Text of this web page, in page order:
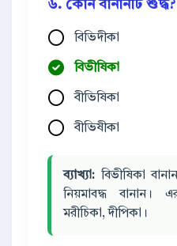
৬. কোন বানানটি শুদ্ধ?
বিভিদীকা
বিভীষিকা
বীভিষিকা
বীভিষীকা
ব্যাখ্যা: বিভীষিকা
নিয়মাবদ্ধ বানান।
মরীচিকা, দীপিকা।